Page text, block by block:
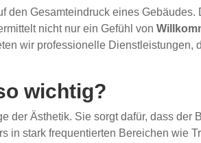
den Gesamteindruck eines
nicht nur ein Gefühl von
wir professionelle
wichtig?
der Ästhetik. Sie sorgt dafür, dass
in stark frequentierten Bereichen wie